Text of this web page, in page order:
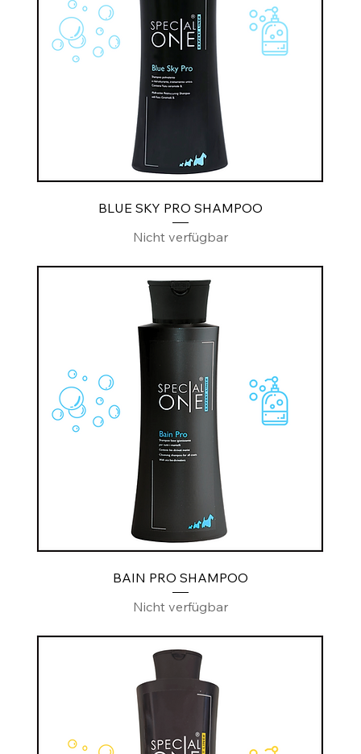
BLUE SKY PRO SHAMPOO
Nicht verfügbar
BAIN PRO SHAMPOO
Nicht verfügbar